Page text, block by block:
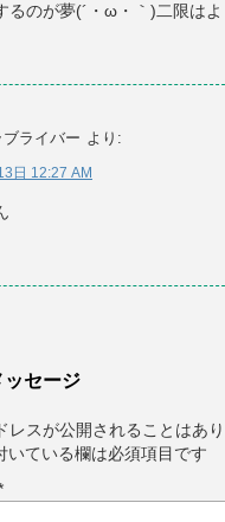
るのが夢(´・ω・｀)二限はよ
ライバー より:
日 12:27 AM
ッセージ
レスが公開されることはあ
いている欄は必須項目です